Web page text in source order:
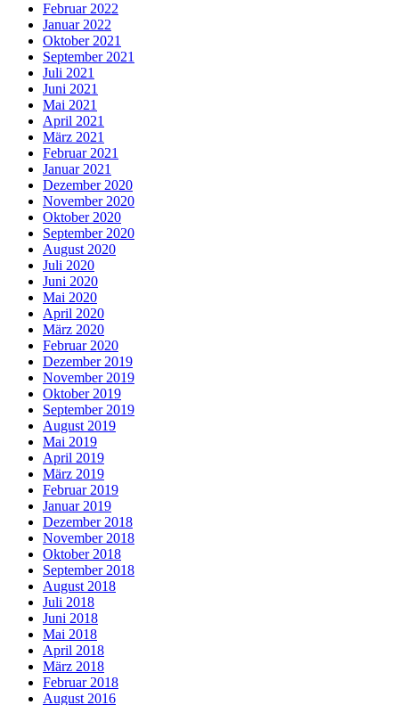
Februar 2022
Januar 2022
Oktober 2021
September 2021
Juli 2021
Juni 2021
Mai 2021
April 2021
März 2021
Februar 2021
Januar 2021
Dezember 2020
November 2020
Oktober 2020
September 2020
August 2020
Juli 2020
Juni 2020
Mai 2020
April 2020
März 2020
Februar 2020
Dezember 2019
November 2019
Oktober 2019
September 2019
August 2019
Mai 2019
April 2019
März 2019
Februar 2019
Januar 2019
Dezember 2018
November 2018
Oktober 2018
September 2018
August 2018
Juli 2018
Juni 2018
Mai 2018
April 2018
März 2018
Februar 2018
August 2016